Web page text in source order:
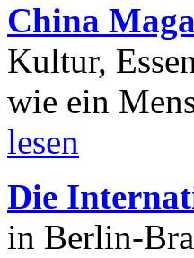
China
Kultur,
wie ein
lesen
Die
in Berlin-